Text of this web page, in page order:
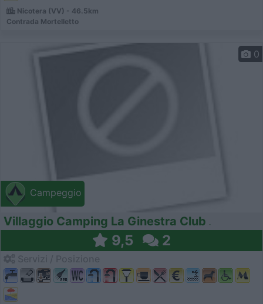
Nicotera (VV) - 46.5km
Contrada Mortelletto
Campeggio
0
Villaggio Camping La Ginestra Club
9,5 2